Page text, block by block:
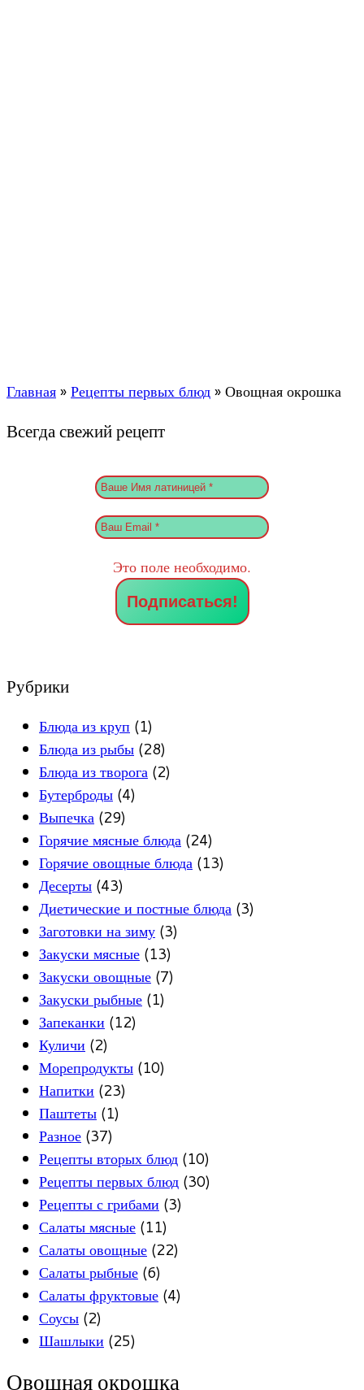
Главная»Рецепты первых блюд»Овощная окрошка
Всегда свежий рецепт
Это поле необходимо.
Рубрики
Блюда из круп (1)
Блюда из рыбы (28)
Блюда из творога (2)
Бутерброды (4)
Выпечка (29)
Горячие мясные блюда (24)
Горячие овощные блюда (13)
Десерты (43)
Диетические и постные блюда (3)
Заготовки на зиму (3)
Закуски мясные (13)
Закуски овощные (7)
Закуски рыбные (1)
Запеканки (12)
Куличи (2)
Морепродукты (10)
Напитки (23)
Паштеты (1)
Разное (37)
Рецепты вторых блюд (10)
Рецепты первых блюд (30)
Рецепты с грибами (3)
Салаты мясные (11)
Салаты овощные (22)
Салаты рыбные (6)
Салаты фруктовые (4)
Соусы (2)
Шашлыки (25)
Овощная окрошка